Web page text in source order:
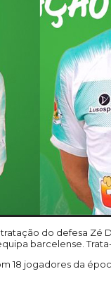
do defesa Zé
barcelense.
18 jogadores da